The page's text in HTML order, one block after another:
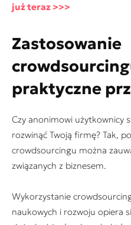
już teraz >>>
Zastosowanie
praktyczne
Czy anonimowi użytkownicy
rozwinąć Twoją firmę? Tak,
crowdsourcingu można
związanych z biznesem.
Wykorzystanie
naukowych i rozwoju opiera